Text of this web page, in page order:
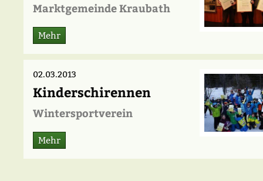
Marktgemeinde Kraubath
Mehr
02.03.2013
Kinderschirennen
Wintersportverein
Mehr